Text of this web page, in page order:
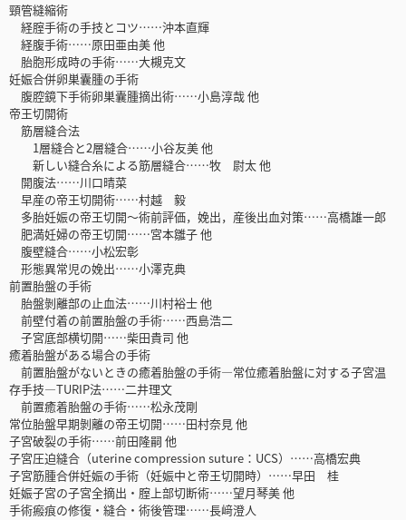
頸管縫縮術
経腟手術の手技とコツ……沖本直輝
経腹手術……原田亜由美 他
胎胞形成時の手術……大槻克文
妊娠合併卵巣囊腫の手術
腹腔鏡下手術卵巣囊腫摘出術……小島淳哉 他
帝王切開術
筋層縫合法
1層縫合と2層縫合……小谷友美 他
新しい縫合糸による筋層縫合……牧 尉太 他
開腹法……川口晴菜
早産の帝王切開術……村越 毅
多胎妊娠の帝王切開～術前評価，娩出，産後出血対策……高橋雄一郎
肥満妊婦の帝王切開……宮本雛子 他
腹壁縫合……小松宏彰
形態異常児の娩出……小澤克典
前置胎盤の手術
胎盤剝離部の止血法……川村裕士 他
前壁付着の前置胎盤の手術……西島浩二
子宮底部横切開……柴田貴司 他
癒着胎盤がある場合の手術
前置胎盤がないときの癒着胎盤の手術―常位癒着胎盤に対する子宮温
存手技―TURIP法……二井理文
前置癒着胎盤の手術……松永茂剛
常位胎盤早期剝離の帝王切開……田村奈見 他
子宮破裂の手術……前田隆嗣 他
子宮圧迫縫合（uterine compression suture：UCS）……高橋宏典
子宮筋腫合併妊娠の手術（妊娠中と帝王切開時）……早田 桂
妊娠子宮の子宮全摘出・腟上部切断術……望月琴美 他
手術瘢痕の修復・縫合・術後管理……長﨑澄人